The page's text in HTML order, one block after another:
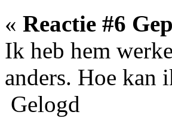
« Reactie #6
Ik heb hem
anders. Hoe kan
Gelogd